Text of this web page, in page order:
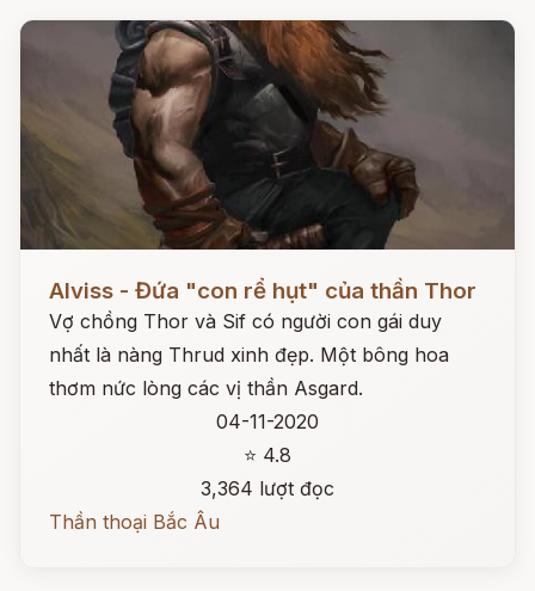
Alviss - Đứa "con rể hụt" của thần Thor
Vợ chồng Thor và Sif có người con gái duy
nhất là nàng Thrud xinh đẹp. Một bông hoa
thơm nức lòng các vị thần Asgard.
04-11-2020
⭐ 4.8
3,364 lượt đọc
Thần thoại Bắc Âu